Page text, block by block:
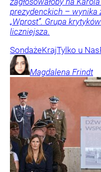
prezydenckich – wynika
„Wprost”. Grupa
liczniejsza.
SondażeKrajTylko u Nas
Magdalena Frindt